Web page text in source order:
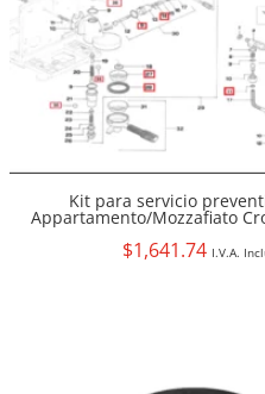
Kit para servicio
Appartamento/Mozzafiato
$1,641.74 I.V.A.